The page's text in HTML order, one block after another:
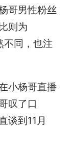
哥男性粉丝
则为
不同，也注
小杨哥直播
叹了口
谈到11月